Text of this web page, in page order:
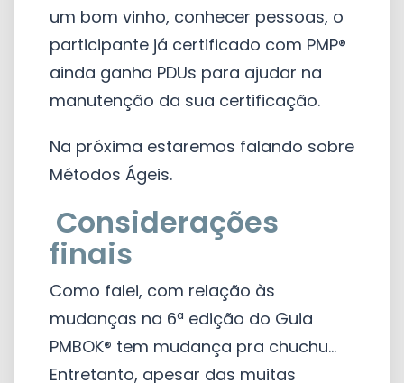
um bom vinho, conhecer pessoas, o
participante já certificado com PMP®
ainda ganha PDUs para ajudar na
manutenção da sua certificação.
Na próxima estaremos falando sobre
Métodos Ágeis.
Considerações
finais
Como falei, com relação às
mudanças na 6ª edição do Guia
PMBOK® tem mudança pra chuchu...
Entretanto, apesar das muitas